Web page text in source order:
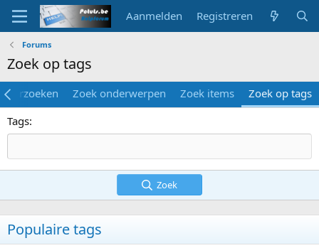
Aanmelden Registreren
Forums
Zoek op tags
Zoek onderwerpen Zoek items
Zoek op tags
Tags
Zoek
Populaire tags